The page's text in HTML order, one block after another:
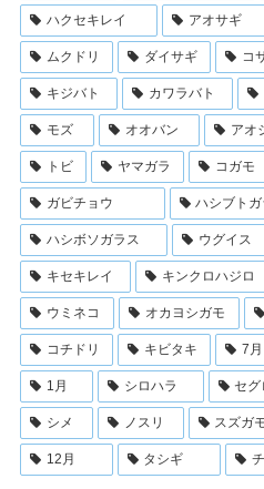
ハクセキレイ アオサギ
ムクドリ ダイサギ コ
キジバト カワラバト
モズ オオバン アオ
トビ ヤマガラ コガモ
ガビチョウ ハシブトガ
ハシボソガラス ウグイス
キセキレイ キンクロハジロ
ウミネコ オカヨシガモ
コチドリ キビタキ 7月
1月 シロハラ セグ
シメ ノスリ スズガ
12月 タシギ